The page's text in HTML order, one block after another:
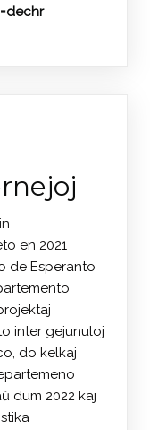
en 2021
de Esperanto
inter gejunuloj
do kelkaj
dum 2022 kaj